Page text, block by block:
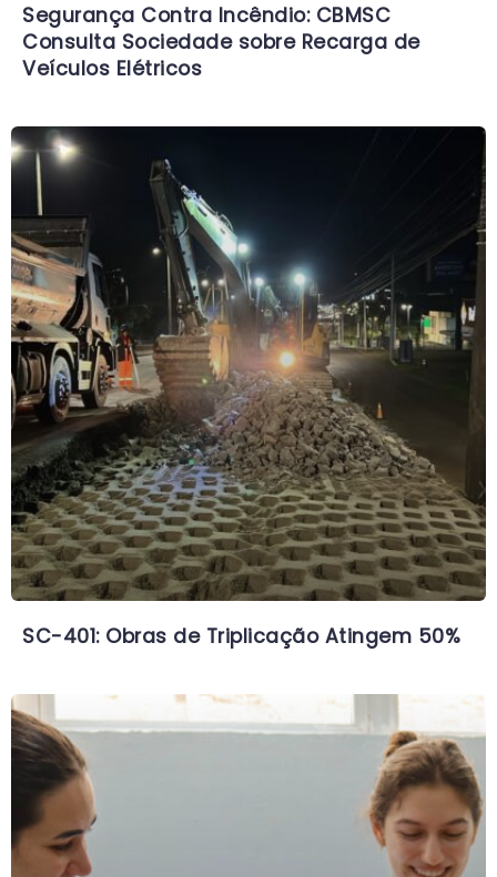
Segurança Contra Incêndio: CBMSC
Consulta Sociedade sobre Recarga de
Veículos Elétricos
SC-401: Obras de Triplicação Atingem 50%